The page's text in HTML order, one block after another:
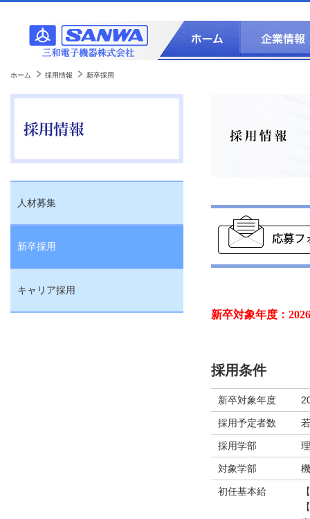
ホーム 採用情報 新卒採用
人材募集
新卒採用
キャリア採用
新卒対象年度：
採用条件
新卒対象年度
採用予定者数
採用学部
対象学部
初任基本給